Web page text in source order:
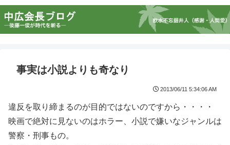
事実は小説よりも奇なり
2013/06/11 5:34:06 AM
違反を取り締まるのが目的ではないのですから・・・・
映画で絶対に見ないのはホラー、小説で嫌いなジャンルは
警察・刑事もの。